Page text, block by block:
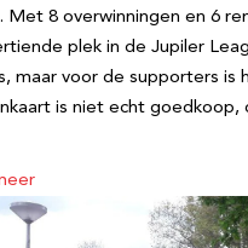
Met 8 overwinningen en 6
plek in de Jupiler
maar voor de supporters is
is niet echt goedkoop,